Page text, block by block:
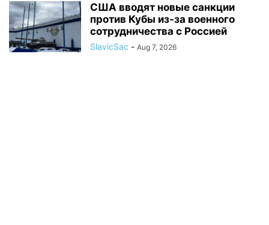
США вводят новые санкции
против Кубы из-за военного
сотрудничества с Россией
SlavicSac - Aug 7, 2026